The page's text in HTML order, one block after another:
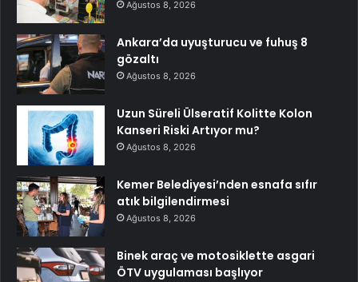
Ağustos 8, 2026
Ankara’da uyuşturucu ve fuhuş 8
gözaltı
Ağustos 8, 2026
Uzun Süreli Ülseratif Kolitte Kolon
Kanseri Riski Artıyor mu?
Ağustos 8, 2026
Kemer Belediyesi’nden esnafa sıfır
atık bilgilendirmesi
Ağustos 8, 2026
Binek araç ve motosiklette asgari
ÖTV uygulaması başlıyor